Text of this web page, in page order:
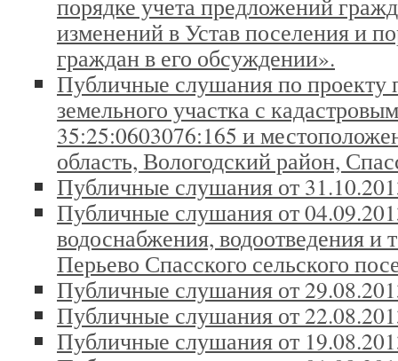
порядке учета предложений
изменений в Устав поселения и
граждан в его обсуждении».
Публичные слушания по проекту
земельного участка с
35:25:0603076:165 и
область, Вологодский район,
Публичные слушания от
Публичные слушания от
водоснабжения, водоотведения и
Перьево Спасского сельского
Публичные слушания от
Публичные слушания от
Публичные слушания от